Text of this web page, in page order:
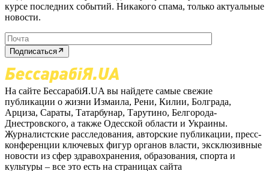
курсе последних событий. Никакого спама, только актуальные
новости.
Подписаться
На сайте БессарабіЯ.UA вы найдете самые свежие
публикации о жизни Измаила, Рени, Килии, Болграда,
Арциза, Сараты, Татарбунар, Тарутино, Белгорода-
Днестровского, а также Одесской области и Украины.
Журналистские расследования, авторские публикации, пресс-
конференции ключевых фигур органов власти, эксклюзивные
новости из сфер здравохранения, образования, спорта и
культуры – все это есть на страницах сайта